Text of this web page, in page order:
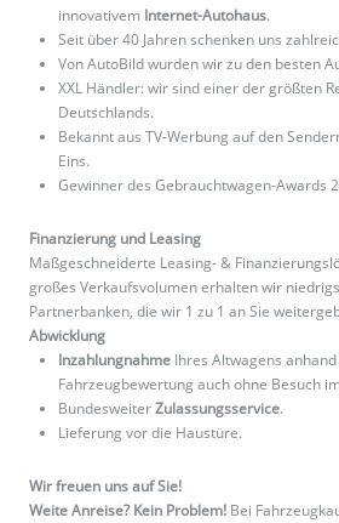
innovativem Internet-Autohaus.
Seit über 40 Jahren schenken uns
Von AutoBild wurden wir zu den besten
XXL Händler: wir sind einer der größten
Deutschlands.
Bekannt aus TV-Werbung auf den
Eins.
Gewinner des Gebrauchtwagen-Awards
Finanzierung und Leasing
Maßgeschneiderte Leasing- &
großes Verkaufsvolumen erhalten wir
Partnerbanken, die wir 1 zu 1 an Sie
Abwicklung
Inzahlungnahme Ihres Altwagens
Fahrzeugbewertung auch ohne Besuch
BundesweiterZulassungsservice.
Lieferung vor die Haustüre.
Wir freuen uns auf Sie!
Weite Anreise? Kein Problem! Bei